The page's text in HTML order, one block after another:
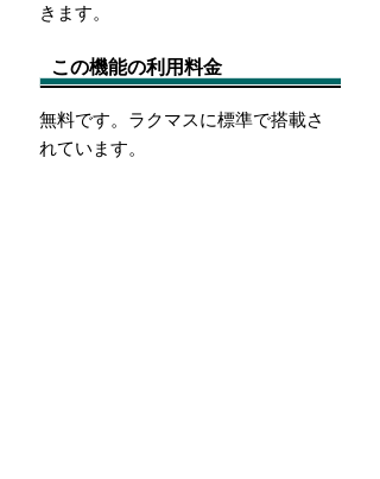
きます。
この機能の利用料金
無料です。ラクマスに標準で搭載さ
れています。